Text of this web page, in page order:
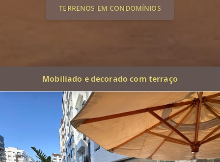
TERRENOS EM CONDOMÍNIOS
Mobiliado e decorado com terraço